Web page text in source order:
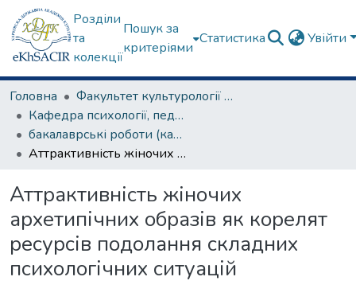
Розділи
та
колекції
Пошук за
критеріями
Статистика Увійти
Головна
Факультет культурології та соціальних комунікацій
Кафедра психології, педагогіки та філології
бакалаврські роботи (кафедра психології, педагогіки та філології)
Аттрактивність жіночих архетипічних образів як корелят ресурсів подолання складних психологічних ситуацій
Аттрактивність жіночих
архетипічних образів як корелят
ресурсів подолання складних
психологічних ситуацій